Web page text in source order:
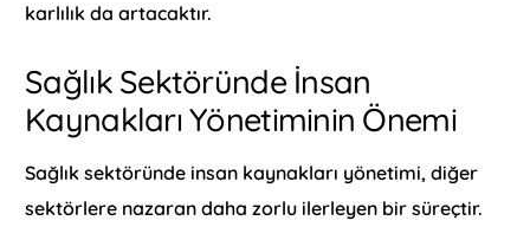
karlılık da artacaktır.
Sağlık Sektöründe İnsan
Kaynakları Yönetiminin Önemi
Sağlık sektöründe insan kaynakları yönetimi, diğer
sektörlere nazaran daha zorlu ilerleyen bir süreçtir.